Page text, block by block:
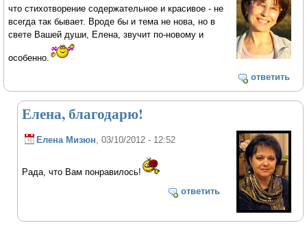
что стихотворение содержательное и красивое - не
всегда так бывает. Вроде бы и тема не нова, но в
свете Вашей души, Елена, звучит по-новому и
особенно.
ответить
Елена, благодарю!
Елена Мизюн , 03/10/2012 - 12:52
Рада, что Вам понравилось!
ответить